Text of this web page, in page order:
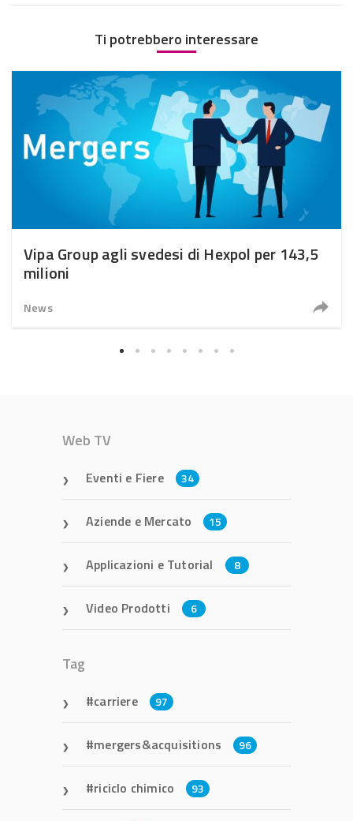
Ti potrebbero interessare
Vipa Group agli svedesi di Hexpol per 143,5
milioni
News
Web TV
Eventi e Fiere 34
Aziende e Mercato 15
Applicazioni e Tutorial 8
Video Prodotti 6
Tag
carriere 97
mergers&acquisitions 96
riciclo chimico 93